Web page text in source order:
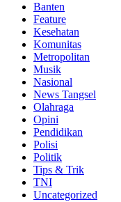
Banten
Feature
Kesehatan
Komunitas
Metropolitan
Musik
Nasional
News Tangsel
Olahraga
Opini
Pendidikan
Polisi
Politik
Tips & Trik
TNI
Uncategorized